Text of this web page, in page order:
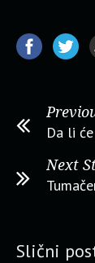
Da li
Next
Slični